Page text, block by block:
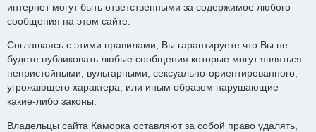
интернет могут быть ответственными за содержимое любого
сообщения на этом сайте.
Соглашаясь с этими правилами, Вы гарантируете что Вы не
будете публиковать любые сообщения которые могут являться
непристойными, вульгарными, сексуально-ориентированного,
угрожающего характера, или иным образом нарушающие
какие-либо законы.
Владельцы сайта Каморка оставляют за собой право удалять,